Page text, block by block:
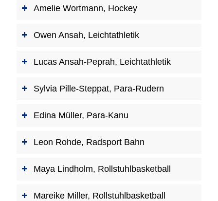
Amelie Wortmann, Hockey
Owen Ansah, Leichtathletik
Lucas Ansah-Peprah, Leichtathletik
Sylvia Pille-Steppat, Para-Rudern
Edina Müller, Para-Kanu
Leon Rohde, Radsport Bahn
Maya Lindholm, Rollstuhlbasketball
Mareike Miller, Rollstuhlbasketball